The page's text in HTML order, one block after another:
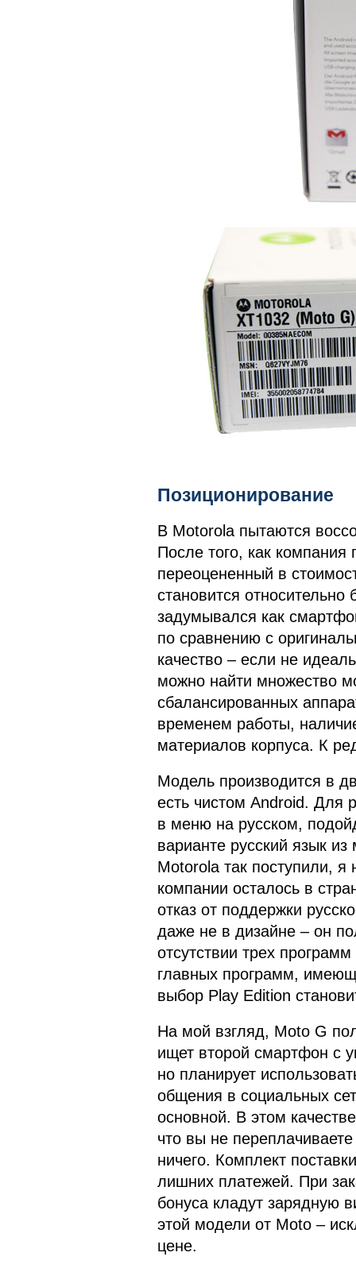
Позиционирование
В Motorola пытаются
После того, как
переоцененный в
становится
задумывался как
по сравнению с
качество – если не
можно найти множество
сбалансированных
временем работы,
материалов корпуса. К
Модель производится в
есть чистом Android. Для
в меню на русском,
варианте русский язык
Motorola так поступили,
компании осталось в
отказ от поддержки
даже не в дизайне – он
отсутствии трех
главных программ,
выбор Play Edition
На мой взгляд, Moto G
ищет второй смартфон с
но планирует
общения в социальных
основной. В этом
что вы не
ничего. Комплект
лишних платежей. При
бонуса кладут зарядную
этой модели от Moto –
цене.